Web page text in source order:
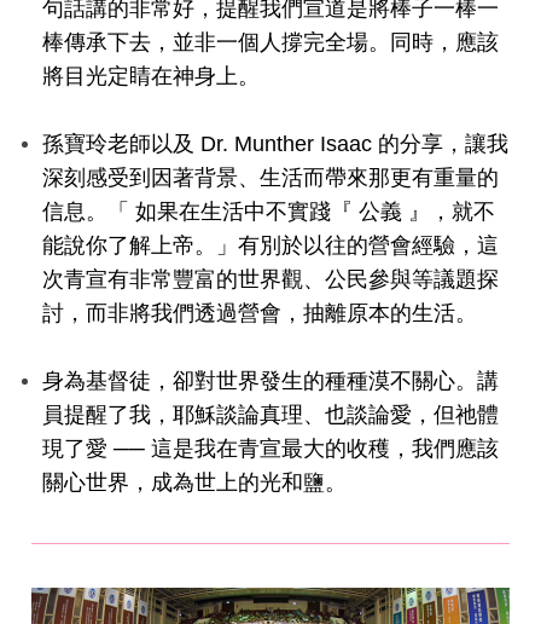
句話講的非常好，提醒我們宣道是將棒子一棒一
棒傳承下去，並非一個人撐完全場。同時，應該
將目光定睛在神身上。
孫寶玲老師以及 Dr. Munther Isaac 的分享，讓我
深刻感受到因著背景、生活而帶來那更有重量的
信息。「 如果在生活中不實踐『 公義 』，就不
能說你了解上帝。」有別於以往的營會經驗，這
次青宣有非常豐富的世界觀、公民參與等議題探
討，而非將我們透過營會，抽離原本的生活。
身為基督徒，卻對世界發生的種種漠不關心。講
員提醒了我，耶穌談論真理、也談論愛，但祂體
現了愛 ── 這是我在青宣最大的收穫，我們應該
關心世界，成為世上的光和鹽。